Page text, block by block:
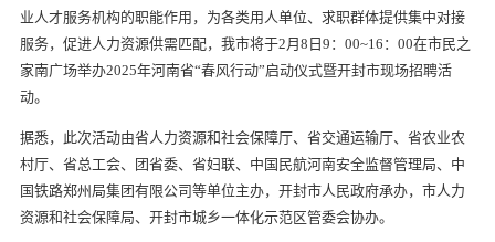
业人才服务机构的职能作用，为各类用人单位、求职群体提供集中对接
服务，促进人力资源供需匹配，我市将于2月8日9：00~16：00在市民之
家南广场举办2025年河南省“春风行动”启动仪式暨开封市现场招聘活
动。
据悉，此次活动由省人力资源和社会保障厅、省交通运输厅、省农业农
村厅、省总工会、团省委、省妇联、中国民航河南安全监督管理局、中
国铁路郑州局集团有限公司等单位主办，开封市人民政府承办，市人力
资源和社会保障局、开封市城乡一体化示范区管委会协办。